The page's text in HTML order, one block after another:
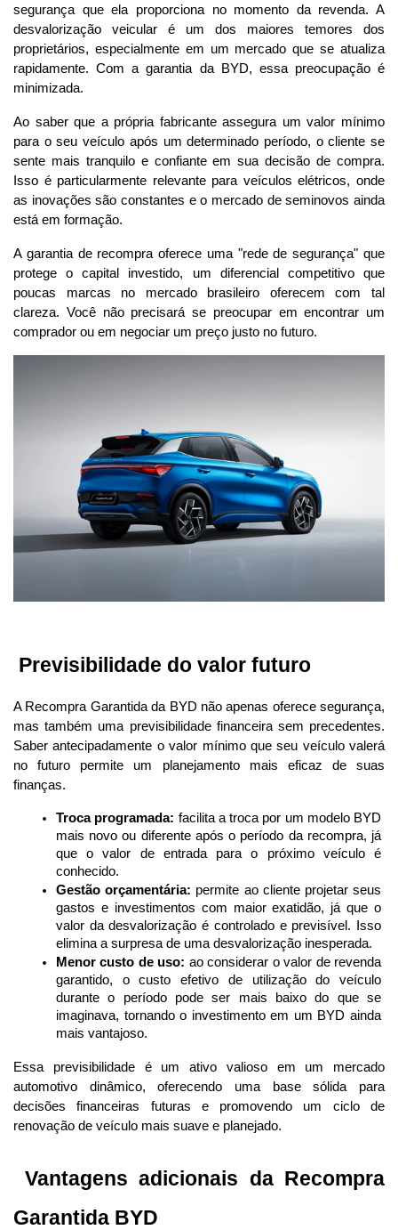
segurança que ela proporciona no momento da revenda. A
desvalorização veicular é um dos maiores temores dos
proprietários, especialmente em um mercado que se atualiza
rapidamente. Com a garantia da BYD, essa preocupação é
minimizada.
Ao saber que a própria fabricante assegura um valor mínimo
para o seu veículo após um determinado período, o cliente se
sente mais tranquilo e confiante em sua decisão de compra.
Isso é particularmente relevante para veículos elétricos, onde
as inovações são constantes e o mercado de seminovos ainda
está em formação.
A garantia de recompra oferece uma "rede de segurança" que
protege o capital investido, um diferencial competitivo que
poucas marcas no mercado brasileiro oferecem com tal
clareza. Você não precisará se preocupar em encontrar um
comprador ou em negociar um preço justo no futuro.
Previsibilidade do valor futuro
A Recompra Garantida da BYD não apenas oferece segurança,
mas também uma previsibilidade financeira sem precedentes.
Saber antecipadamente o valor mínimo que seu veículo valerá
no futuro permite um planejamento mais eficaz de suas
finanças.
Troca programada: facilita a troca por um modelo BYD
mais novo ou diferente após o período da recompra, já
que o valor de entrada para o próximo veículo é
conhecido.
Gestão orçamentária: permite ao cliente projetar seus
gastos e investimentos com maior exatidão, já que o
valor da desvalorização é controlado e previsível. Isso
elimina a surpresa de uma desvalorização inesperada.
Menor custo de uso: ao considerar o valor de revenda
garantido, o custo efetivo de utilização do veículo
durante o período pode ser mais baixo do que se
imaginava, tornando o investimento em um BYD ainda
mais vantajoso.
Essa previsibilidade é um ativo valioso em um mercado
automotivo dinâmico, oferecendo uma base sólida para
decisões financeiras futuras e promovendo um ciclo de
renovação de veículo mais suave e planejado.
Vantagens adicionais da Recompra
Garantida BYD